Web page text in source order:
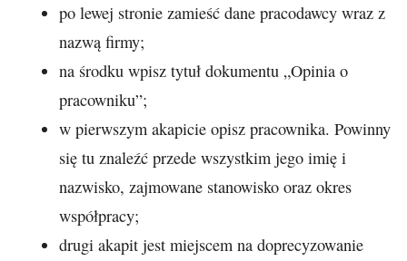
po lewej stronie zamieść dane pracodawcy wraz z
nazwą firmy;
na środku wpisz tytuł dokumentu „Opinia o
pracowniku”;
w pierwszym akapicie opisz pracownika. Powinny
się tu znaleźć przede wszystkim jego imię i
nazwisko, zajmowane stanowisko oraz okres
współpracy;
drugi akapit jest miejscem na doprecyzowanie